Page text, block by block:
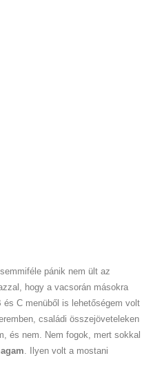
pánik nem ült az
hogy a vacsorán másokra
C menüből is lehetőségem volt
családi összejöveteleken
és nem. Nem fogok, mert sokkal
. Ilyen volt a mostani